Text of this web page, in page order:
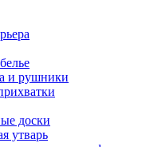
и рушники
доски
утварь